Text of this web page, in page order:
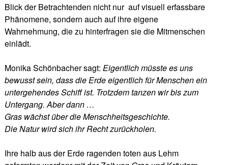
Blick der Betrachtenden nicht nur auf visuell erfassbare
Phänomene, sondern auch auf ihre eigene
Wahrnehmung, die zu hinterfragen sie die Mitmenschen
einlädt.
Monika Schönbacher sagt: Eigentlich müsste es uns
bewusst sein, dass die Erde eigentlich für Menschen ein
untergehendes Schiff ist. Trotzdem tanzen wirbis zum
Untergang. Aber dann …
Gras wächst über die Menschheitsgeschichte.
Die Natur wird sich ihr Recht zurückholen.
Ihre halb aus der Erde ragenden toten aus Lehm